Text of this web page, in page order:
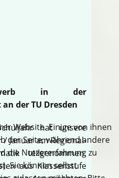
in der
der TU Dresden
hat unsere
Januar am Regional-
teilgenommen.
aus Klassenstufe
Website. Einige von ihnen
der Seite, während andere
die Nutzererfahrung zu
Sie können selbst